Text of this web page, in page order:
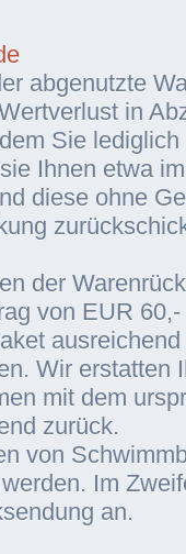
abgenutzte
in
Sie
Ihnen etwa
diese ohne
der
von EUR
Wir erstatten
mit dem
zurück.
von
Im
an.